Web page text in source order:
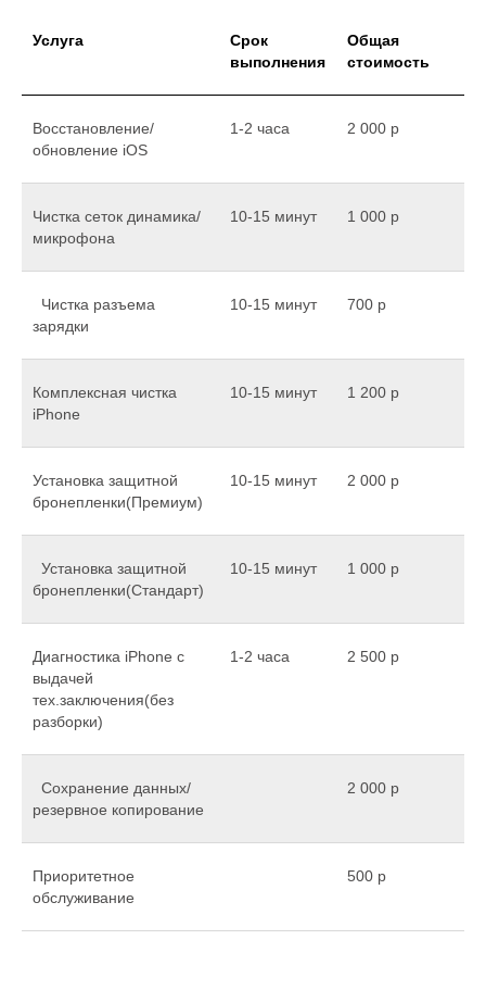
Услуга
Срок
выполнения
Общая
стоимость
Восстановление/
обновление iOS
1-2 часа 2 000 р
Чистка сеток динамика/
микрофона
10-15 минут 1 000 р
Чистка разъема
зарядки
10-15 минут 700 р
Комплексная чистка
iPhone
10-15 минут 1 200 р
Установка защитной
бронепленки(Премиум)
10-15 минут 2 000 р
Установка защитной
бронепленки(Стандарт)
10-15 минут 1 000 р
Диагностика iPhone с
выдачей
тех.заключения(без
разборки)
1-2 часа 2 500 р
Сохранение данных/
резервное копирование
2 000 р
Приоритетное
обслуживание
500 р